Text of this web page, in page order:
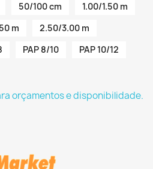
50/100 cm
1.00/1.50 m
m
2.50/3.00 m
PAP 8/10 PAP 10/12
orçamentos e disponibilidade.